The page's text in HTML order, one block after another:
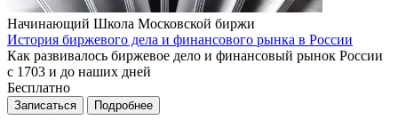
Начинающий Школа Московской биржи
История биржевого дела и финансового рынка в России
Как развивалось биржевое дело и финансовый рынок России
с 1703 и до наших дней
Бесплатно
Записаться Подробнее